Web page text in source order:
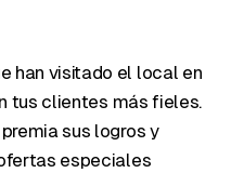
han visitado el local en
tus clientes más fieles.
sus logros y
especiales